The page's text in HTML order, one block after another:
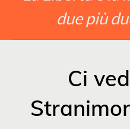
due più
Ci